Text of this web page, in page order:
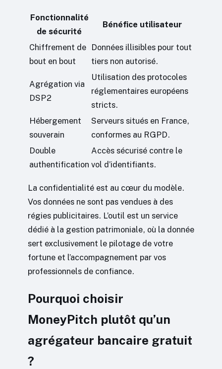
Fonctionnalité
de sécurité
Bénéfice utilisateur
Chiffrement de
bout en bout
Données illisibles pour tout
tiers non autorisé.
Agrégation via
DSP2
Utilisation des protocoles
réglementaires européens
stricts.
Hébergement
souverain
Serveurs situés en France,
conformes au RGPD.
Double
authentification
Accès sécurisé contre le
vol d’identifiants.
La confidentialité est au cœur du modèle.
Vos données ne sont pas vendues à des
régies publicitaires. L’outil est un service
dédié à la gestion patrimoniale, où la donnée
sert exclusivement le pilotage de votre
fortune et l’accompagnement par vos
professionnels de confiance.
Pourquoi choisir
MoneyPitch plutôt qu’un
agrégateur bancaire gratuit
?